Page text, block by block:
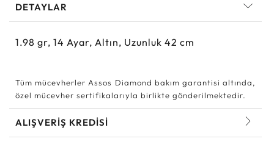
DETAYLAR
1.98 gr, 14 Ayar, Altın, Uzunluk 42 cm
Tüm mücevherler Assos Diamond bakım garantisi altında,
özel mücevher sertifikalarıyla birlikte gönderilmektedir.
ALIŞVERİŞ KREDİSİ